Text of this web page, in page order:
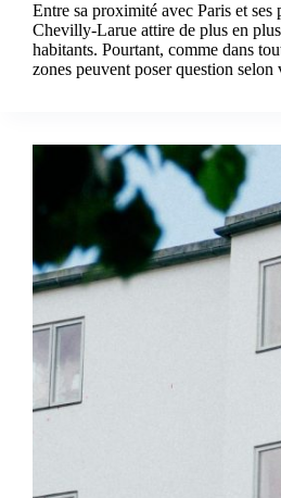
Entre sa proximité avec Paris et ses
Chevilly-Larue attire de plus en
habitants. Pourtant, comme dans
zones peuvent poser question